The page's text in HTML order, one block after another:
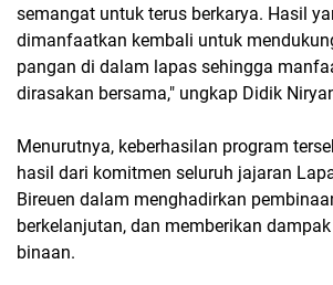
semangat untuk terus berkarya. Hasil
dimanfaatkan kembali untuk
pangan di dalam lapas sehingga
dirasakan bersama," ungkap Didik
Menurutnya, keberhasilan program
hasil dari komitmen seluruh jajaran
Bireuen dalam menghadirkan
berkelanjutan, dan memberikan
binaan.